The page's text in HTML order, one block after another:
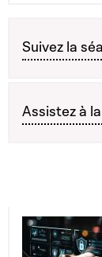
Suivez la
Assistez à